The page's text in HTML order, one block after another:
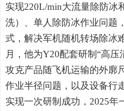
实现220L/min大流量除防冰
洗）、单人除防冰作业问题
式，解决军机随机转场除冰
月，他为Y20配套研制“高压
攻克产品随飞机运输的外廓
作业半径问题，以及设备行
实现一次研制成功，2025年